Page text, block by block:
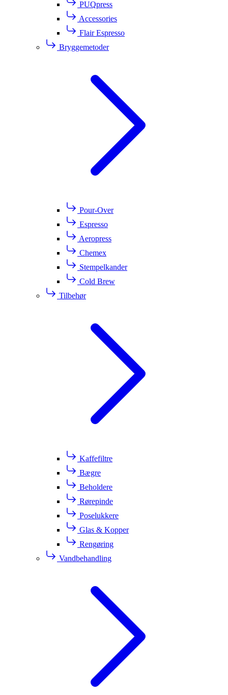
PUQpress
Accessories
Flair Espresso
Bryggemetoder
Pour-Over
Espresso
Aeropress
Chemex
Stempelkander
Cold Brew
Tilbehør
Kaffefiltre
Bægre
Beholdere
Rørepinde
Poselukkere
Glas & Kopper
Rengøring
Vandbehandling